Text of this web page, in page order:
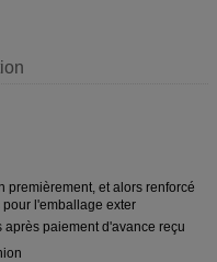
premièrement, et alors renforcé
l'emballage exter
paiement d'avance reçu